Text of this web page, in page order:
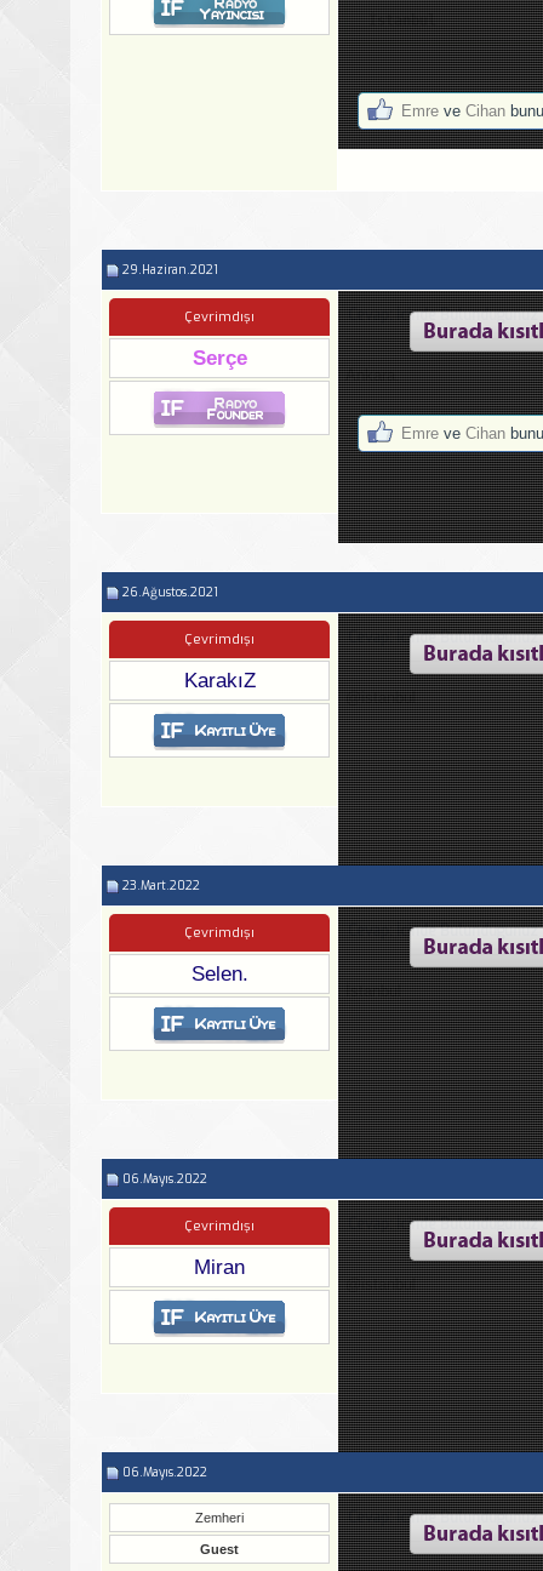
İstanbul
Emre ve Cihan
29.Haziran.2021
Çevrimdışı
Serçe
Cevap: İcinde
Ankara.
Emre ve Cihan
26.Ağustos.2021
Çevrimdışı
KarakıZ
Cevap: İcinde
@istanbul
23.Mart.2022
Çevrimdışı
Selen.
Cevap: İcinde
İstanbul
06.Mayıs.2022
Çevrimdışı
Miran
Cevap: İcinde
@istanbul
06.Mayıs.2022
Zemheri
Guest
Cevap: İcinde